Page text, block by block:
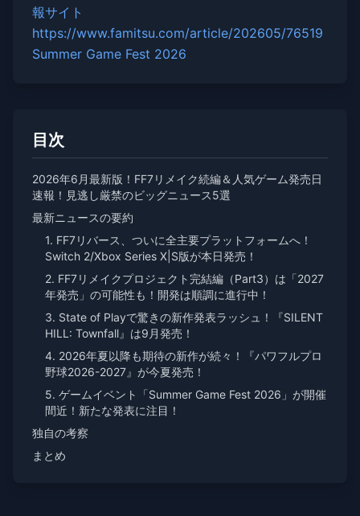
報サイト
https://www.famitsu.com/article/202605/76519
Summer Game Fest 2026
目次
2026年6月最新版！FF7リメイク続編＆人気ゲーム発売日
速報！見逃し厳禁のビッグニュース5選
最新ニュースの要約
1. FF7リバース、ついに全主要プラットフォームへ！
Switch 2/Xbox Series X|S版が本日発売！
2. FF7リメイクプロジェクト完結編（Part3）は「2027
年発売」の可能性も！開発は順調に進行中！
3. State of Playで驚きの新作発表ラッシュ！『SILENT
HILL: Townfall』は9月発売！
4. 2026年夏以降も期待の新作が続々！『パワフルプロ
野球2026-2027』が今夏発売！
5. ゲームイベント「Summer Game Fest 2026」が開催
間近！新たな発表に注目！
独自の考察
まとめ